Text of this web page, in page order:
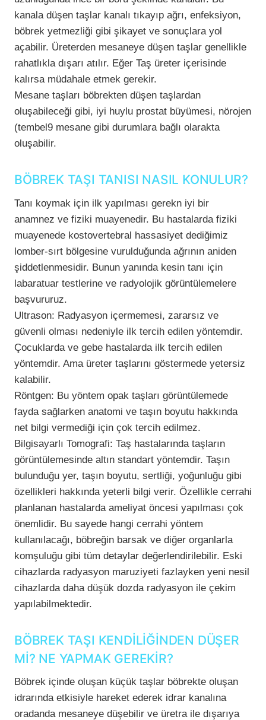
kanala düşen taşlar kanalı tıkayıp ağrı, enfeksiyon,
böbrek yetmezliği gibi şikayet ve sonuçlara yol
açabilir. Üreterden mesaneye düşen taşlar genellikle
rahatlıkla dışarı atılır. Eğer Taş üreter içerisinde
kalırsa müdahale etmek gerekir.
Mesane taşları böbrekten düşen taşlardan
oluşabileceği gibi, iyi huylu prostat büyümesi, nörojen
(tembel9 mesane gibi durumlara bağlı olarakta
oluşabilir.
BÖBREK TAŞI TANISI NASIL KONULUR?
Tanı koymak için ilk yapılması gerekn iyi bir
anamnez ve fiziki muayenedir. Bu hastalarda fiziki
muayenede kostovertebral hassasiyet dediğimiz
lomber-sırt bölgesine vurulduğunda ağrının aniden
şiddetlenmesidir. Bunun yanında kesin tanı için
labaratuar testlerine ve radyolojik görüntülemelere
başvururuz.
Ultrason: Radyasyon içermemesi, zararsız ve
güvenli olması nedeniyle ilk tercih edilen yöntemdir.
Çocuklarda ve gebe hastalarda ilk tercih edilen
yöntemdir. Ama üreter taşlarını göstermede yetersiz
kalabilir.
Röntgen: Bu yöntem opak taşları görüntülemede
fayda sağlarken anatomi ve taşın boyutu hakkında
net bilgi vermediği için çok tercih edilmez.
Bilgisayarlı Tomografi: Taş hastalarında taşların
görüntülemesinde altın standart yöntemdir. Taşın
bulunduğu yer, taşın boyutu, sertliği, yoğunluğu gibi
özellikleri hakkında yeterli bilgi verir. Özellikle cerrahi
planlanan hastalarda ameliyat öncesi yapılması çok
önemlidir. Bu sayede hangi cerrahi yöntem
kullanılacağı, böbreğin barsak ve diğer organlarla
komşuluğu gibi tüm detaylar değerlendirilebilir. Eski
cihazlarda radyasyon maruziyeti fazlayken yeni nesil
cihazlarda daha düşük dozda radyasyon ile çekim
yapılabilmektedir.
BÖBREK TAŞI KENDİLİĞİNDEN DÜŞER
Mİ? NE YAPMAK GEREKİR?
Böbrek içinde oluşan küçük taşlar böbrekte oluşan
idrarında etkisiyle hareket ederek idrar kanalına
oradanda mesaneye düşebilir ve üretra ile dışarıya